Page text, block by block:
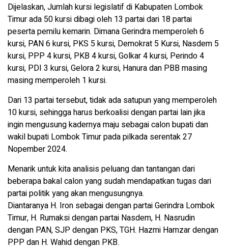
Dijelaskan, Jumlah kursi legislatif di Kabupaten Lombok
Timur ada 50 kursi dibagi oleh 13 partai dari 18 partai
peserta pemilu kemarin. Dimana Gerindra memperoleh 6
kursi, PAN 6 kursi, PKS 5 kursi, Demokrat 5 Kursi, Nasdem 5
kursi, PPP 4 kursi, PKB 4 kursi, Golkar 4 kursi, Perindo 4
kursi, PDI 3 kursi, Gelora 2 kursi, Hanura dan PBB masing
masing memperoleh 1 kursi.
Dari 13 partai tersebut, tidak ada satupun yang memperoleh
10 kursi, sehingga harus berkoalisi dengan partai lain jika
ingin mengusung kadernya maju sebagai calon bupati dan
wakil bupati Lombok Timur pada pilkada serentak 27
Nopember 2024.
Menarik untuk kita analisis peluang dan tantangan dari
beberapa bakal calon yang sudah mendapatkan tugas dari
partai politik yang akan mengusungnya.
Diantaranya H. Iron sebagai dengan partai Gerindra Lombok
Timur, H. Rumaksi dengan partai Nasdem, H. Nasrudin
dengan PAN, SJP dengan PKS, TGH. Hazmi Hamzar dengan
PPP dan H. Wahid dengan PKB.